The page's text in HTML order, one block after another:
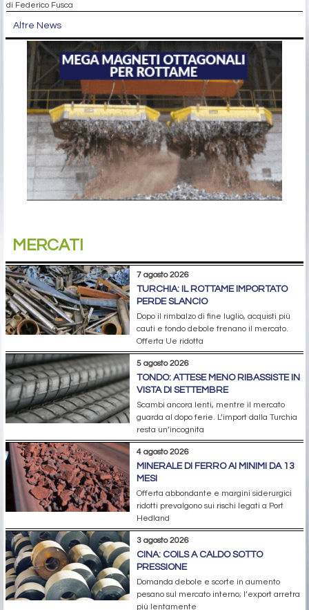
di Federico Fusca
Altre News
MERCATI
7 agosto 2026
TURCHIA: IL ROTTAME IMPORTATO
PERDE SLANCIO
Dopo il rimbalzo di fine luglio, acquisti più
cauti e tondo debole frenano il mercato.
Offerta Ue ridotta
5 agosto 2026
TONDO: ATTESE MENO RIBASSISTE IN
VISTA DI SETTEMBRE
Scambi ancora lenti, mentre il mercato
guarda al dopo ferie. L’import dalla Turchia
resta un’incognita
4 agosto 2026
MINERALE DI FERRO AI MINIMI DA 13
MESI
Offerta abbondante e margini siderurgici
ridotti prevalgono sui rischi legati a Port
Hedland
3 agosto 2026
CINA: COILS A CALDO SOTTO
PRESSIONE
Domanda debole e scorte in aumento
pesano sul mercato interno; l’export arretra
più lentamente